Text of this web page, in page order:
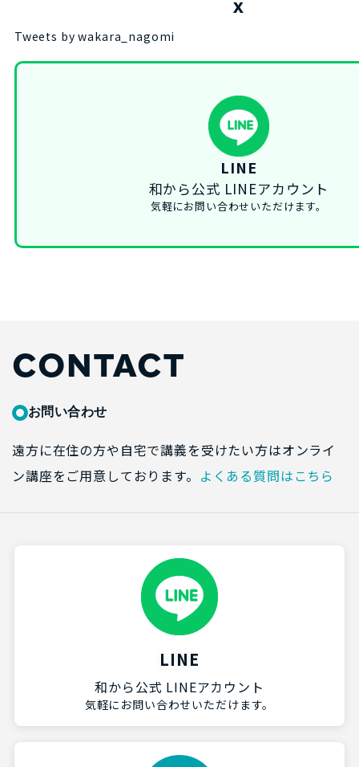
X
Tweets by wakara_nagomi
LINE
和から公式 LINEアカウント
気軽にお問い合わせいただけます。
CONTACT
お問い合わせ
遠方に在住の方や自宅で講義を受けたい方はオンライ
ン講座をご用意しております。 よくある質問はこちら
LINE
和から公式 LINEアカウント
気軽にお問い合わせいただけます。